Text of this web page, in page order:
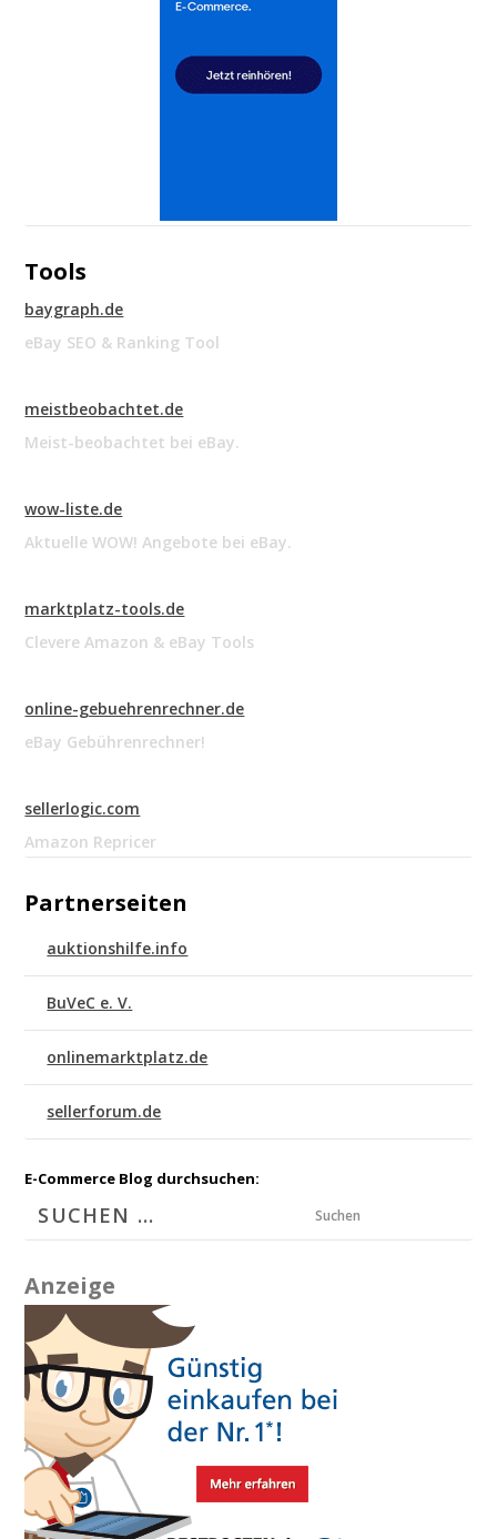
Tools
baygraph.de
eBay SEO & Ranking Tool
meistbeobachtet.de
Meist-beobachtet bei eBay.
wow-liste.de
Aktuelle WOW! Angebote bei eBay.
marktplatz-tools.de
Clevere Amazon & eBay Tools
online-gebuehrenrechner.de
eBay Gebührenrechner!
sellerlogic.com
Amazon Repricer
Partnerseiten
auktionshilfe.info
BuVeC e. V.
onlinemarktplatz.de
sellerforum.de
E-Commerce Blog durchsuchen:
Suchen
Anzeige